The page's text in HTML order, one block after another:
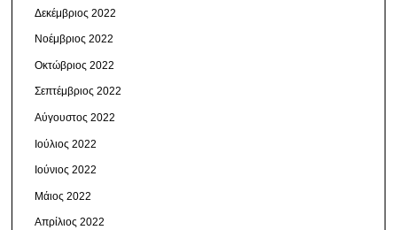
Δεκέμβριος 2022
Νοέμβριος 2022
Οκτώβριος 2022
Σεπτέμβριος 2022
Αύγουστος 2022
Ιούλιος 2022
Ιούνιος 2022
Μάιος 2022
Απρίλιος 2022